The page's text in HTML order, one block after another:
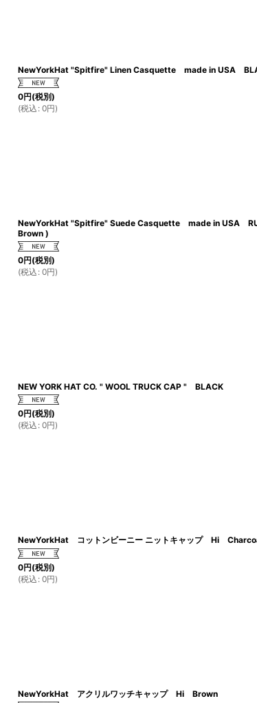
NewYorkHat "Spitfire" Linen Casquette made in USA
0円(税別)
(税込 : 0円)
NewYorkHat "Spitfire" Suede Casquette made in USA
Brown )
0円(税別)
(税込 : 0円)
NEW YORK HAT CO. " WOOL TRUCK CAP " BLACK
0円(税別)
(税込 : 0円)
NewYorkHat コットンビーニー ニットキャップ Hi
0円(税別)
(税込 : 0円)
NewYorkHat アクリルワッチキャップ Hi Brown